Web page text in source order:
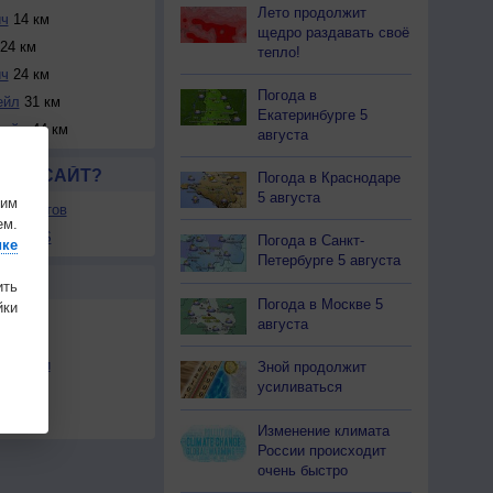
14 км
24 км
24 км
31 км
44 км
САЙТ?
сайтов
в RSS
Лето продолжит
щедро раздавать своё
тепло!
Погода в
Екатеринбурге 5
августа
Погода в Краснодаре
5 августа
Погода в Санкт-
Петербурге 5 августа
Погода в Москве 5
августа
Зной продолжит
усиливаться
Изменение климата
России происходит
очень быстро